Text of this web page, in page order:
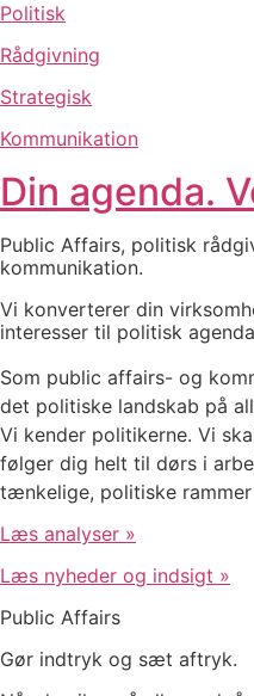
Politisk
Rådgivning
Strategisk
Kommunikation
Din agenda.
Public Affairs, politisk
kommunikation.
Vi konverterer din
interesser til politisk
Som public affairs- og
det politiske landskab på
Vi kender politikerne. Vi
følger dig helt til dørs i
tænkelige, politiske
Læs analyser »
Læs nyheder og indsigt »
Public Affairs
Gør indtryk og sæt aftryk.